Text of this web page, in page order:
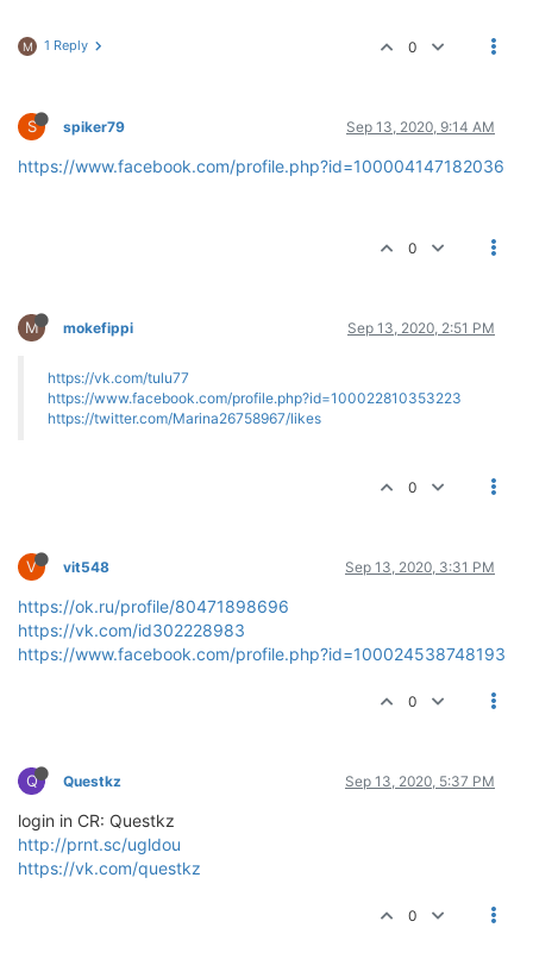
M 1 Reply 0
S spiker79 Sep 13, 2020, 9:14 AM
https://www.facebook.com/profile.php?id=100004147182036
0
M mokefippi Sep 13, 2020, 2:51 PM
https://vk.com/tulu77
https://www.facebook.com/profile.php?id=100022810353223
https://twitter.com/Marina26758967/likes
0
V vit548 Sep 13, 2020, 3:31 PM
https://ok.ru/profile/80471898696
https://vk.com/id302228983
https://www.facebook.com/profile.php?id=100024538748193
0
Q Questkz Sep 13, 2020, 5:37 PM
login in CR: Questkz
http://prnt.sc/ugldou
https://vk.com/questkz
0